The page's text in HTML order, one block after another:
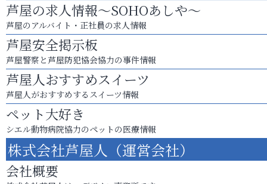
芦屋の求人情報～SOHOあしや～
芦屋のアルバイト・正社員の求人情報
芦屋安全掲示板
芦屋警察と芦屋防犯協会協力の事件情報
芦屋人おすすめスイーツ
芦屋人がおすすめするスイーツ情報
ペット大好き
シエル動物病院協力のペットの医療情報
株式会社芦屋人（運営会社）
会社概要